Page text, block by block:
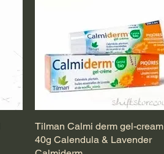
Podgląd
Tilman Calmi derm gel-cream
40g Calendula & Lavender